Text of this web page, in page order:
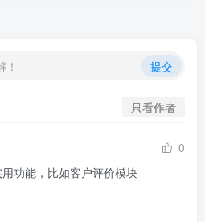
提交
只看作者
0
功能，比如客户评价模块